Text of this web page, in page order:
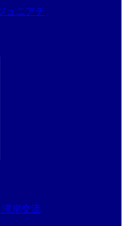
ュニアチ
岸交流